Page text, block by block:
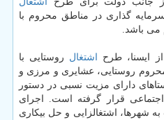
گذاری در مناطق محروم با
می باشد.
ایسنا، طرح اشتغال روستایی با
روستایی، عشایری و مرزی و
دارای مزیت نسبی در دستور
قرار گرفته است. اجرای
شهرها، اشتغالزایی و حل بیكاری